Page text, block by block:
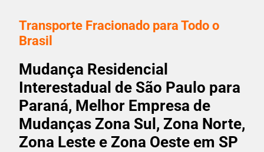
Transporte Fracionado para Todo o
Brasil
Mudança Residencial
Interestadual de São Paulo para
Paraná, Melhor Empresa de
Mudanças Zona Sul, Zona Norte,
Zona Leste e Zona Oeste em SP